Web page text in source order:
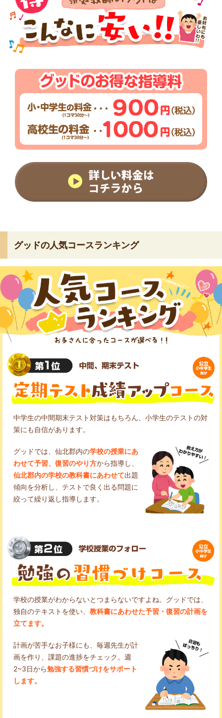
グッドの人気コースランキング
中学生の中間期末テスト対策はもちろん、小学生のテストの対
策にも自信があります。
グッドでは、仙北郡内の学校の授業にあ
わせて予習、復習のやり方から指導し、
仙北郡内の学校の教科書にあわせて出題
傾向を分析し、テストで良く出る問題に
絞って繰り返し指導します。
学校の授業がわからないとつまらないですよね。グッドでは、
独自のテキストを使い、 教科書にあわせた予習・復習の計画を
立てます。
計画が苦手なお子様にも、毎週先生が計
画を作り、課題の進捗をチェック。週
2~3日から勉強する習慣づけをサポート
します。